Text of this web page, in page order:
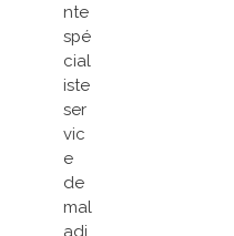
nte
spé
cial
iste
ser
vic
e
de
mal
adi